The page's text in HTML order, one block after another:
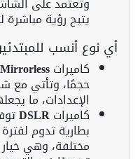
يتيح رؤية مباشرة
أي نوع أنسب
كاميراتMirrorless
حجمًا، وتأتي مع
الإعدادات، ما
كاميراتDSLR
بطارية تدوم
مختلفة، وهي